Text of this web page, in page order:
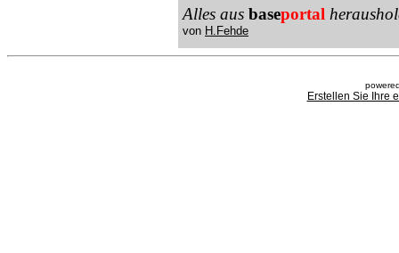
Alles aus baseportal
von H.Fehde
Erstellen Sie Ihre